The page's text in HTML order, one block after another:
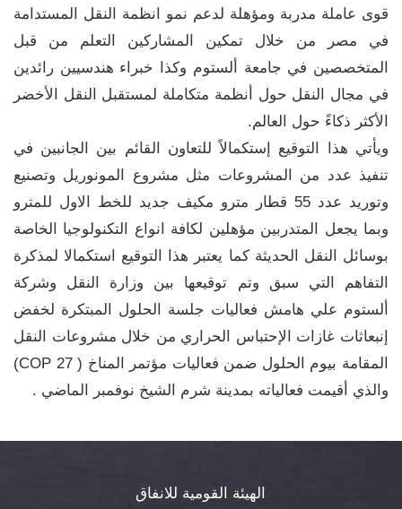
قوى عاملة مدربة ومؤهلة لدعم نمو انظمة النقل المستدامة
في مصر من خلال تمكين المشاركين التعلم من قبل
المتخصصين في جامعة ألستوم وكذا خبراء هندسيين رائدين
في مجال النقل حول أنظمة متكاملة لمستقبل النقل الأخضر
الأكثر ذكاءً حول العالم.
ويأتي هذا التوقيع إستكمالاً للتعاون القائم بين الجانبين في
تنفيذ عدد من المشروعات مثل مشروع المونوريل وتصنيع
وتوريد عدد 55 قطار مترو مكيف جديد للخط الاول للمترو
وبما يجعل المتدربين مؤهلين لكافة انواع التكنولوجيا الخاصة
بوسائل النقل الحديثة كما يعتبر هذا التوقيع استكمالا لمذكرة
التفاهم التي سبق وتم توقيعها بين وزارة النقل وشركة
ألستوم علي هامش فعاليات جلسة الحلول المبتكرة لخفض
إنبعاثات غازات الإحتباس الحراري من خلال مشروعات النقل
المقامة بيوم الحلول ضمن فعاليات مؤتمر المناخ ( COP 27)
والذي أقيمت فعالياته بمدينة شرم الشيخ نوفمبر الماضي .
الهيئة القومية للانفاق